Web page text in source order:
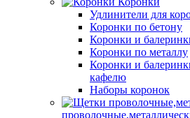
Удлинители для
Коронки по бетону
Коронки и
Коронки по металлу
Коронки и
кафелю
Наборы коронок